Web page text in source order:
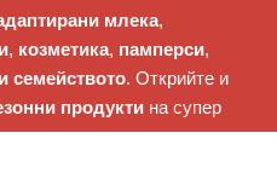
млека,
, козметика, памперси,
семейството. Открийте и
продукти на супер